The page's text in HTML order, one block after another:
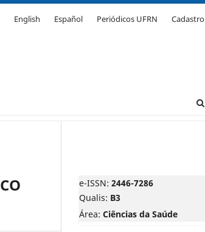
English Español Periódicos UFRN Cadastro
e-ISSN: 2446-7286
Qualis: B3
Área: Ciências da Saúde